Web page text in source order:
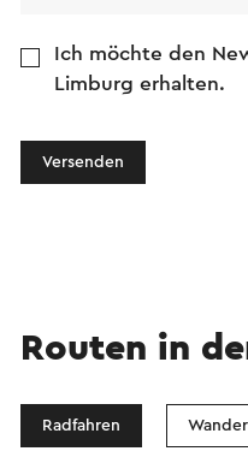
Ich möchte den
Limburg erhalten.
Versenden
Routen in
Radfahren